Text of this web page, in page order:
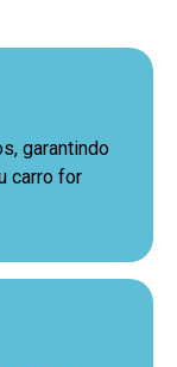
garantindo
carro for